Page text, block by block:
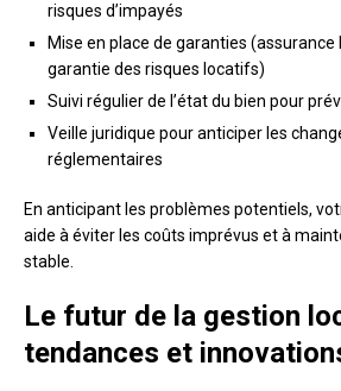
risques d’impayés
Mise en place de garanties (assurance
garantie des risques locatifs)
Suivi régulier de l’état du bien pour
Veille juridique pour anticiper les
réglementaires
En anticipant les problèmes potentiels,
aide à éviter les coûts imprévus et à
stable.
Le futur de la gestion
tendances et